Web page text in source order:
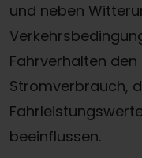
und neben
Fahrverhalten
Stromverbrauch,
beeinflussen.